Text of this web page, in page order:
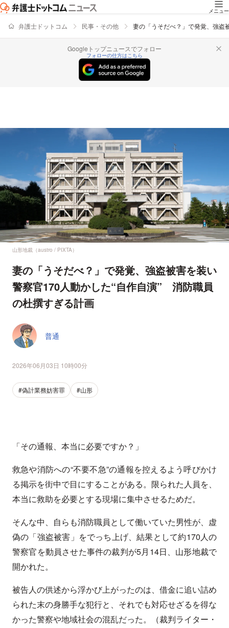
メニュー
弁護士ドットコム 民事・その他 妻の「うそだべ？」で発覚、強
Googleトップニュースでフォロー
フォローの仕方はこちら
山形地裁（austro / PIXTA）
妻の「うそだべ？」で発覚、強盗被害を装い
警察官170人動かした“自作自演” 消防職員
の杜撰すぎる計画
普通
2026年06月03日 10時00分
#偽計業務妨害罪 #山形
「その通報、本当に必要ですか？」
救急や消防への“不要不急”の通報を控えるよう呼びかけ
る掲示を街中で目にすることがある。限られた人員を、
本当に救助を必要とする現場に集中させるためだ。
そんな中、自らも消防職員として働いていた男性が、虚
偽の「強盗被害」をでっち上げ、結果として約170人の
警察官を動員させた事件の裁判が5月14日、山形地裁で
開かれた。
被告人の供述から浮かび上がったのは、借金に追い詰め
られた末の身勝手な犯行と、それでも対応せざるを得な
かった警察や地域社会の混乱だった。（裁判ライター・